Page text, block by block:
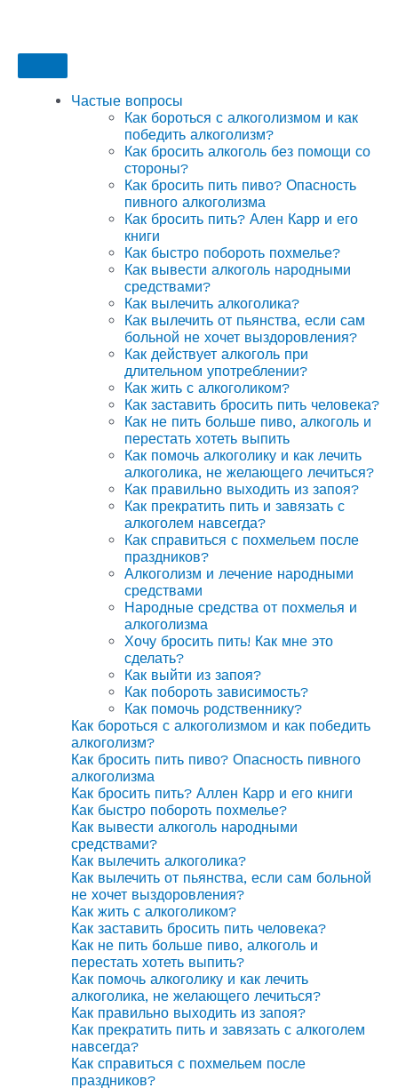
Частые вопросы
Как бороться с алкоголизмом и как
победить алкоголизм?
Как бросить алкоголь без помощи со
стороны?
Как бросить пить пиво? Опасность
пивного алкоголизма
Как бросить пить? Ален Карр и его
книги
Как быстро побороть похмелье?
Как вывести алкоголь народными
средствами?
Как вылечить алкоголика?
Как вылечить от пьянства, если сам
больной не хочет выздоровления?
Как действует алкоголь при
длительном употреблении?
Как жить с алкоголиком?
Как заставить бросить пить человека?
Как не пить больше пиво, алкоголь и
перестать хотеть выпить
Как помочь алкоголику и как лечить
алкоголика, не желающего лечиться?
Как правильно выходить из запоя?
Как прекратить пить и завязать с
алкоголем навсегда?
Как справиться с похмельем после
праздников?
Алкоголизм и лечение народными
средствами
Народные средства от похмелья и
алкоголизма
Хочу бросить пить! Как мне это
сделать?
Как выйти из запоя?
Как побороть зависимость?
Как помочь родственнику?
Как бороться с алкоголизмом и как победить
алкоголизм?
Как бросить пить пиво? Опасность пивного
алкоголизма
Как бросить пить? Аллен Карр и его книги
Как быстро побороть похмелье?
Как вывести алкоголь народными
средствами?
Как вылечить алкоголика?
Как вылечить от пьянства, если сам больной
не хочет выздоровления?
Как жить с алкоголиком?
Как заставить бросить пить человека?
Как не пить больше пиво, алкоголь и
перестать хотеть выпить?
Как помочь алкоголику и как лечить
алкоголика, не желающего лечиться?
Как правильно выходить из запоя?
Как прекратить пить и завязать с алкоголем
навсегда?
Как справиться с похмельем после
праздников?